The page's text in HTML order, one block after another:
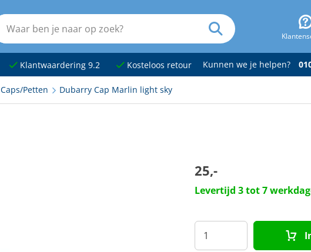
Klantwaardering 9.2 Kosteloos retour Kunnen we je helpen?
Caps/Petten Dubarry Cap Marlin light sky
25,-
Levertijd 3 tot 7